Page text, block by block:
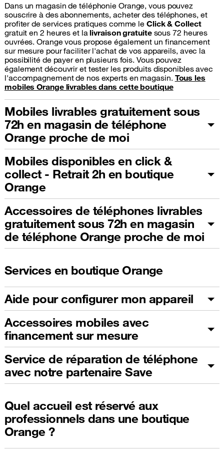
Dans un magasin de téléphonie Orange, vous pouvez
souscrire à des abonnements, acheter des téléphones, et
profiter de services pratiques comme le Click & Collect
gratuit en 2 heures et la livraison gratuitesous 72 heures
ouvrées. Orange vous propose également un financement
sur mesure pour faciliter l'achat de vos appareils, avec la
possibilité de payer en plusieurs fois. Vous pouvez
également découvrir et tester les produits disponibles avec
l'accompagnement de nos experts en magasin. Tous les
mobiles Orange livrables dans cette boutique
Mobiles livrables gratuitement sous
72h en magasin de téléphone
Orange proche de moi
Mobiles disponibles en click &
collect - Retrait 2h en boutique
Orange
Accessoires de téléphones livrables
gratuitement sous 72h en magasin
de téléphone Orange proche de moi
Services en boutique Orange
Aide pour configurer mon appareil
Accessoires mobiles avec
financement sur mesure
Service de réparation de téléphone
avec notre partenaire Save
Quel accueil est réservé aux
professionnels dans une boutique
Orange ?